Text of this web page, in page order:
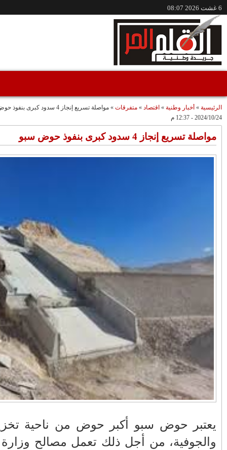
السطحية
على
مقاطع فيديو
حالات العنف ضد
النساء ويغيب فيه أحيانًا
صدى العدالة في
"الوجهاء"؟/ صمت
وزارة الداخلية؟/أين
الوزير التوفيق؟(فيديو)
بالفيديو .. عاملات
وعمال النقل الحضري
بفاس يعبرون عن
ارتياحهم بعد إنهاء عقد
شركة "سيتي باص"
مناورات "الأسد
الإفريقي 2025" ..
شاهد القاذفة النووية
في تدريب مع ثماني
مقاتلات من نوع F-16
تابعة للقوات الجوية
الملكية المغربية
بالفيديو ..أراد أن
يستفزه بالطائرة
القطرية لكن ترامب
فضحه أمام العالم
انهيار فاس..هؤلاء
يتحملون المسؤولية
ومآسي العمارات
العشوائية مفتوحة
بيدرو سانشيز يشكر
بالفيديو .. الرئيس